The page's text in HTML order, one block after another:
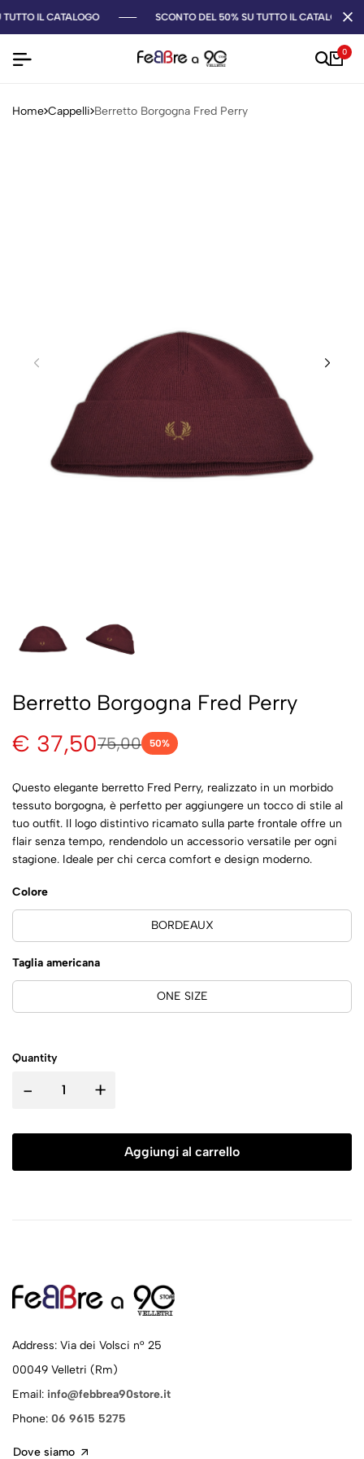
IL CATALOGO SCONTO DEL 50% SU TUTTO IL CATALOGO
0
Home Cappelli Berretto Borgogna Fred Perry
Berretto Borgogna Fred Perry
€ 37,5075,00 50%
Questo elegante berretto Fred Perry, realizzato in un morbido
tessuto borgogna, è perfetto per aggiungere un tocco di stile al
tuo outfit. Il logo distintivo ricamato sulla parte frontale offre un
flair senza tempo, rendendolo un accessorio versatile per ogni
stagione. Ideale per chi cerca comfort e design moderno.
Colore
BORDEAUX
Taglia americana
ONE SIZE
Quantity
- +
Aggiungi al carrello
Address: Via dei Volsci n° 25
00049 Velletri (Rm)
Email: info@febbrea90store.it
Phone: 06 9615 5275
Dove siamo